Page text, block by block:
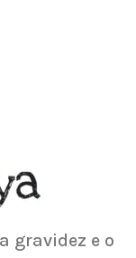
e
Gravidez
Saiba Mais
gravidez e o